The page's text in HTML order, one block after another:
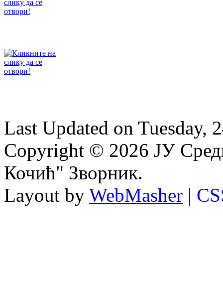
Last Updated on Tuesday,
Copyright © 2026 ЈУ
Кочић" Зворник.
Layout by WebMasher |